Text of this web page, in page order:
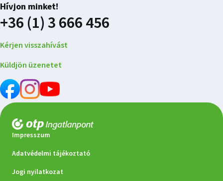
Hívjon minket!
+36 (1) 3 666 456
Kérjen visszahívást
Küldjön üzenetet
Impresszum
Adatvédelmi tájékoztató
Jogi nyilatkozat